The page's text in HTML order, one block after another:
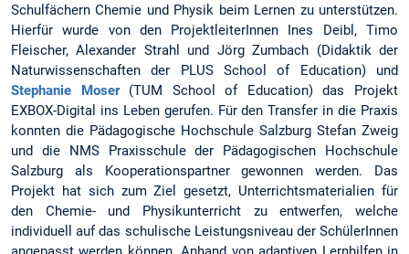
Schulfächern Chemie und Physik beim Lernen zu unterstützen.
Hierfür wurde von den ProjektleiterInnen Ines Deibl, Timo
Fleischer, Alexander Strahl und Jörg Zumbach (Didaktik der
Naturwissenschaften der PLUS School of Education) und
Stephanie Moser (TUM School of Education) das Projekt
EXBOX-Digital ins Leben gerufen. Für den Transfer in die Praxis
konnten die Pädagogische Hochschule Salzburg Stefan Zweig
und die NMS Praxisschule der Pädagogischen Hochschule
Salzburg als Kooperationspartner gewonnen werden. Das
Projekt hat sich zum Ziel gesetzt, Unterrichtsmaterialien für
den Chemie- und Physikunterricht zu entwerfen, welche
individuell auf das schulische Leistungsniveau der SchülerInnen